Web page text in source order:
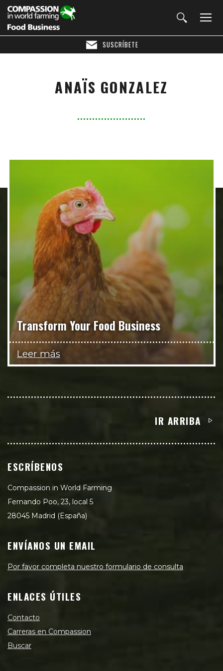
SUSCRÍBETE
ANAÏS GONZALEZ
Transform Your Food Business
Leer más
IR ARRIBA
ESCRÍBENOS
Compassion in World Farming
Fernando Poo, 23, local 5
28045 Madrid (España)
ENVÍANOS UN EMAIL
Por favor completa nuestro formulario de consulta
ENLACES ÚTILES
Contacto
Carreras en Compassion
Buscar